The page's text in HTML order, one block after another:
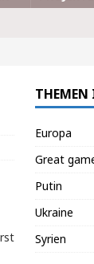
THEMEN
Europa
Great
Putin
Ukraine
Syrien